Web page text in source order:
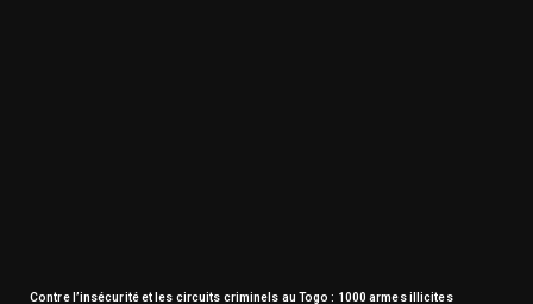
Contre l’insécurité et les circuits criminels au Togo : 1000 armes illicites